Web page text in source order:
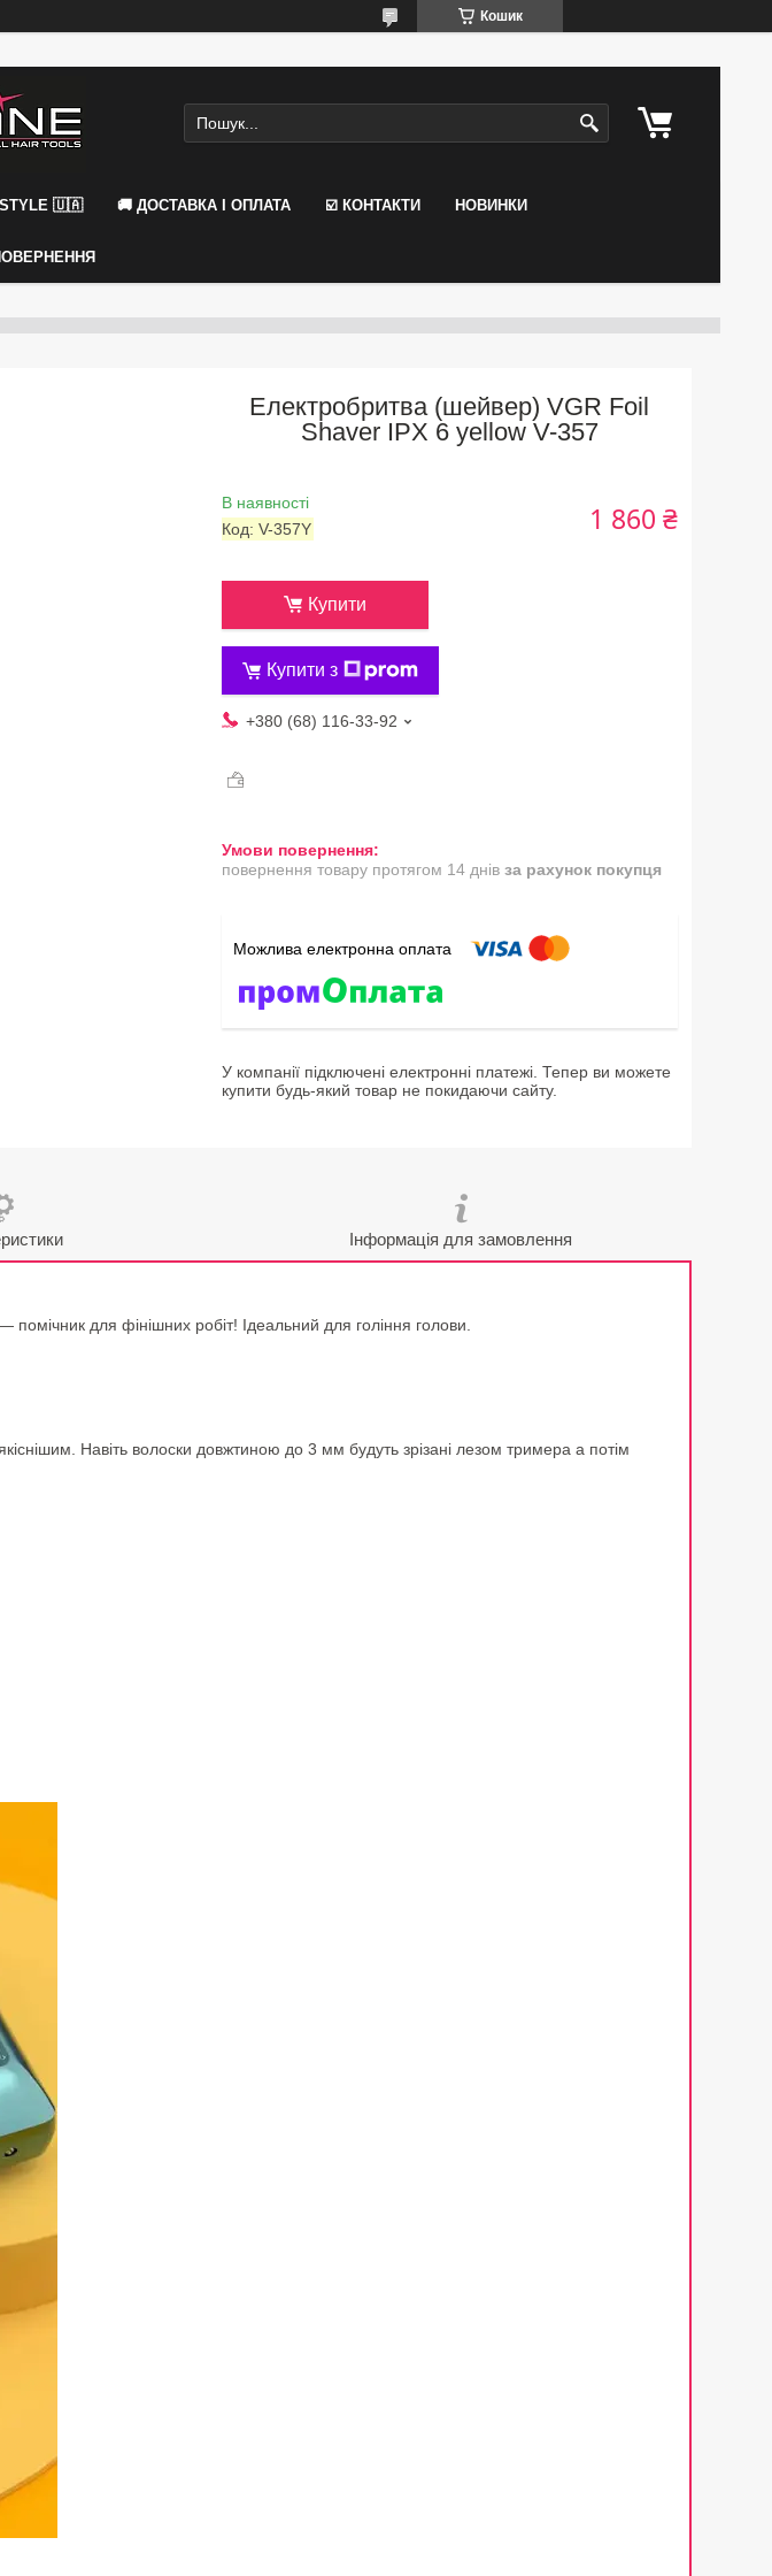
Кошик
🇺🇦 🚚 ДОСТАВКА І ОПЛАТА ☑️ КОНТАКТИ НОВИНКИ
Електробритва (шейвер) VGR Foil
Shaver IPX 6 yellow V-357
В наявності
Код: V-357Y 1 860 ₴
Купити
Купити з
+380 (68) 116-33-92
повернення товару протягом 14 днів за рахунок покупця
У компанії підключені електронні платежі. Тепер ви можете
купити будь-який товар не покидаючи сайту.
Інформація для замовлення
для фінішних робіт! Ідеальний для гоління голови.
Навіть волоски довжтиною до 3 мм будуть зрізані лезом тримера а потім